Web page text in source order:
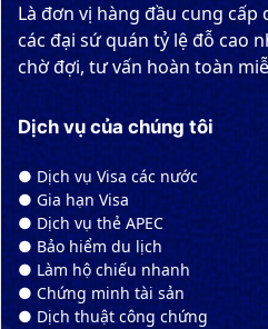
Là đơn vị hàng đầu cung cấp
các đại sứ quán tỷ lệ đỗ cao
chờ đợi, tư vấn hoàn toàn
Dịch vụ của chúng tôi
● Dịch vụ Visa các nước
● Gia hạn Visa
● Dịch vụ thẻ APEC
● Bảo hiểm du lịch
● Làm hộ chiếu nhanh
● Chứng minh tài sản
● Dịch thuật công chứng